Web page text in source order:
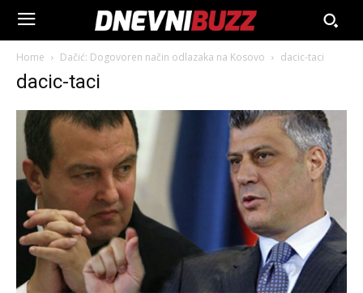
Home Dačić: Dogovoren način odlazaka na Kosovo dacic-taci
dacic-taci